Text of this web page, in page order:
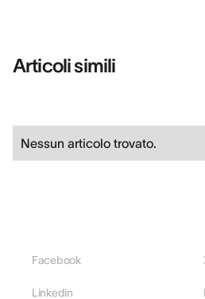
Articoli simili
Nessun articolo trovato.
Facebook
Linkedin